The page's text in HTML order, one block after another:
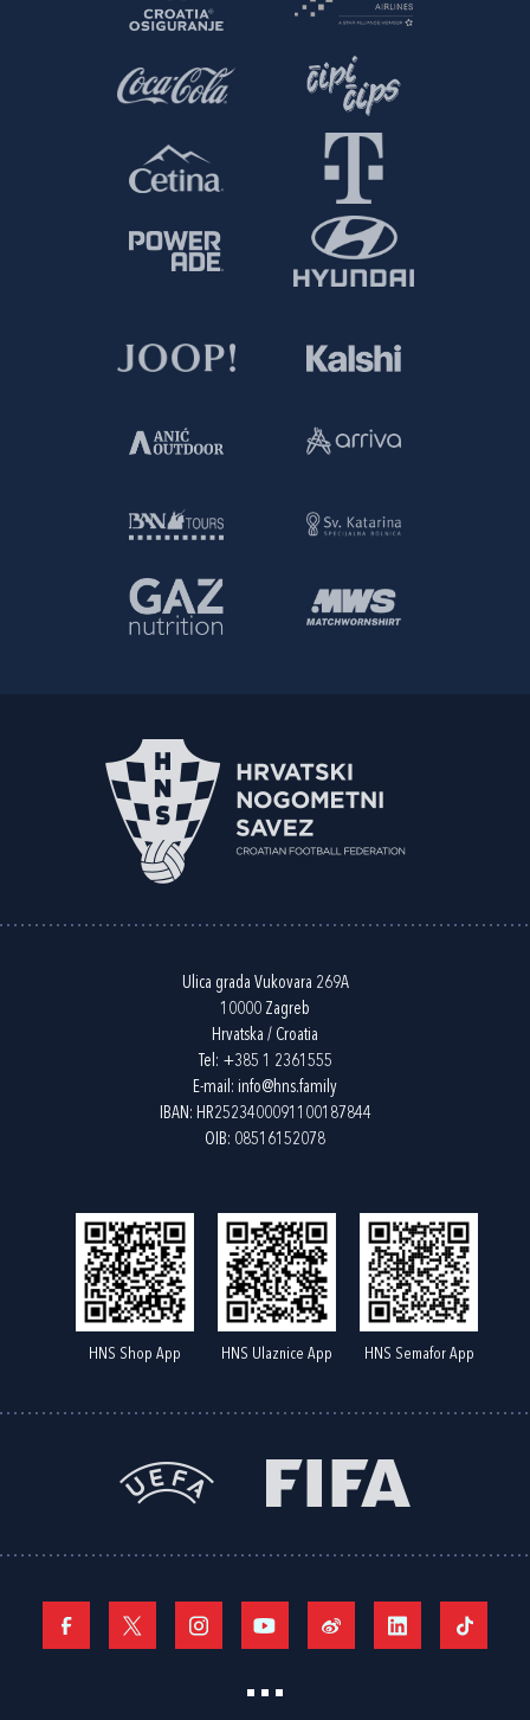
Ulica grada Vukovara 269A
10000 Zagreb
Hrvatska / Croatia
Tel: +385 1 2361555
E-mail: info@hns.family
IBAN: HR2523400091100187844
OIB: 08516152078
HNS Shop App HNS Ulaznice App HNS Semafor App